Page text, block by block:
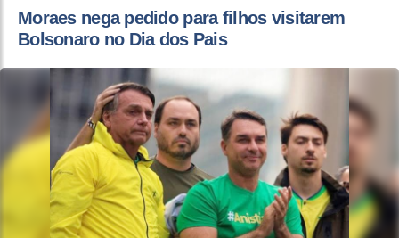
Moraes nega pedido para filhos visitarem
Bolsonaro no Dia dos Pais